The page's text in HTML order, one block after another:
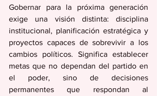
Gobernar para la próxima generación
exige una visión distinta: disciplina
institucional, planificación estratégica y
proyectos capaces de sobrevivir a los
cambios políticos. Significa establecer
metas que no dependan del partido en
el poder, sino de decisiones
permanentes que respondan al